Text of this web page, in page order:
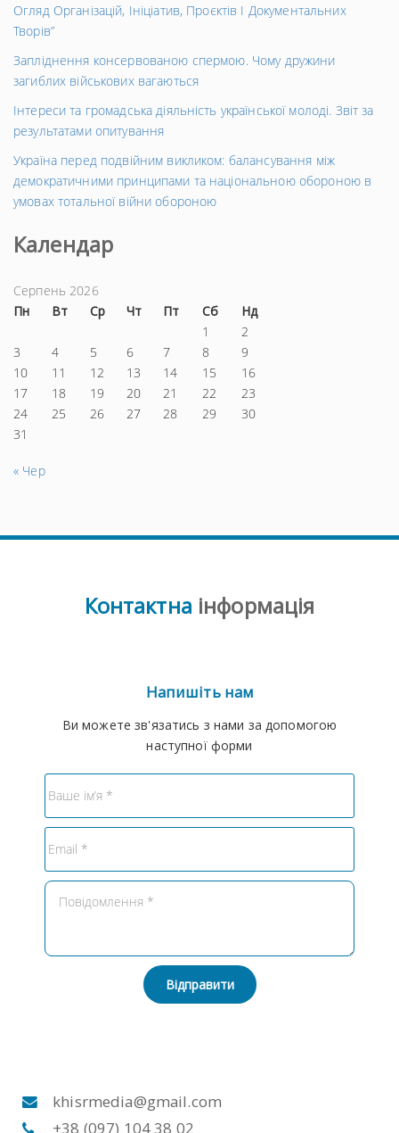
Огляд Організацій, Ініціатив, Проєктів І Документальних
Творів”
Запліднення консервованою спермою. Чому дружини
загиблих військових вагаються
Інтереси та громадська діяльність української молоді. Звіт за
результатами опитування
Україна перед подвійним викликом: балансування між
демократичними принципами та національною обороною в
умовах тотальної війни обороною
Календар
Серпень 2026
Пн
Вт Ср Чт Пт Сб
Нд
1
2
3
4 5 6 7 8
9
10
11 12 13 14 15
16
17
18 19 20 21 22
23
24
25 26 27 28 29
30
31
« Чер
Контактна інформація
Напишіть нам
Ви можете зв'язатись з нами за допомогою
наступної форми
Відправити
khisrmedia@gmail.com
+38 (097) 104 38 02